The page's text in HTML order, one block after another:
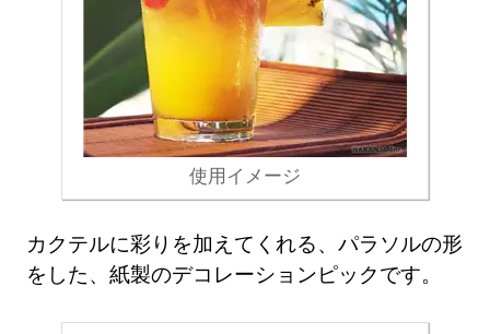
使用イメージ
カクテルに彩りを加えてくれる、パラソルの形
をした、紙製のデコレーションピックです。